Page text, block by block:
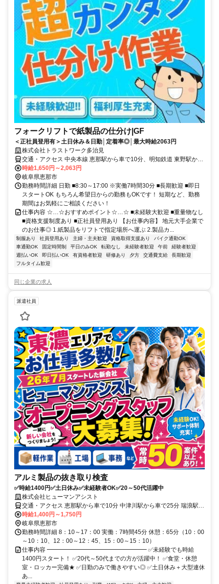
フォークリフトで紙製品の仕分け|GF
＜正社員登用有＞土日休み＆日勤│定着率◎│最大時給2063円
株式会社トラストワーク多治見
交通・アクセス 中央本線 恵那駅から車で10分、明知鉄道 東野駅から
車で13分、中央本線 美乃坂本駅から車で20分 ※自動車・バイク・自
転車通勤OK（無料駐車場完備）
時給1,650円～2,063円
岐阜県恵那市
勤務時間詳細 日勤 ■8:30～17:00 ※実働7時間30分 ■長期歓迎 ■即日
スタートOK もちろん希望日からの勤務もOKです！ 短期など、勤務
期間はお気軽にご相談ください！
仕事内容 ☆…☆おすすめポイント☆…☆ ■未経験大歓迎 ■重量物なし
■資格支援制度あり ■正社員登用あり 【お仕事内容】 地元大手企業で
のお仕事◎ 1.紙製品をリフトで指定場所へ運ぶ 2.製品カ...
制服あり 社員登用あり 主婦・主夫歓迎 資格取得支援あり
バイク通勤OK
車通勤OK
固定時間制 平日のみOK 転勤なし 未経験者歓迎 午前
経験者歓迎
週払いOK
即日払いOK 有資格者歓迎 研修あり 夕方 交通費支給
長期歓迎
フルタイム歓迎
同じ企業の求人
派遣社員
アルミ製品の抜き取り検査
✅時給1400円✅土日休み✅未経験者OK✅20～50代活躍中
株式会社ヒューマンアシスト
交通・アクセス 恵那駅から車で10分 中津川駅から車で25分 瑞浪駅か
ら車で25分
時給1,400円～1,750円
岐阜県恵那市
勤務時間詳細 8：10～17：00 実働：7時間45分 休憩：65分（10：00
～10：10、12：00～12：45、15：00～15：10）
仕事内容 ━━━━━━━━━━━━━━━━━ ✅未経験でも時給
1400円スタート！ ✅20代～50代までの方が活躍中！ ✅食堂・休憩
室・ロッカー完備★ ✅日勤のみで働きやすい◎ ✅土日休み＋大型連休
あ...